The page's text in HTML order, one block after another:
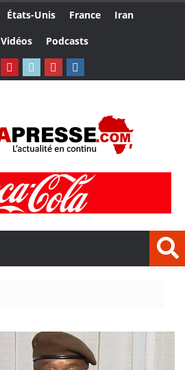
États-Unis France
Iran
Vidéos Podcasts